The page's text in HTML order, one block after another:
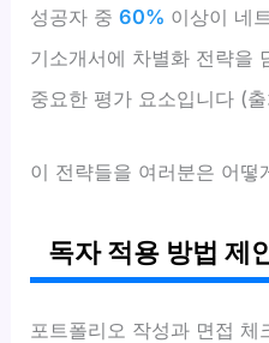
성공자 중60% 이상이 네
기소개서에 차별화 전략을
중요한 평가 요소입니다 (
이 전략들을 여러분은 어떻
독자 적용 방법 제
포트폴리오 작성과 면접